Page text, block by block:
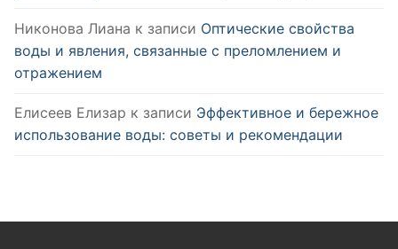
Никонова Лиана к записи Оптические свойства
воды и явления, связанные с преломлением и
отражением
Елисеев Елизар к записи Эффективное и бережное
использование воды: советы и рекомендации